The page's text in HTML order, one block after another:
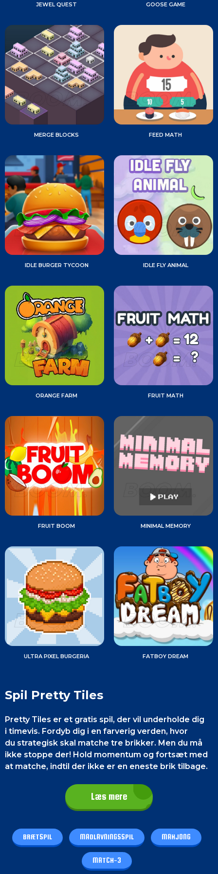
JEWEL QUEST GOOSE GAME
MERGE BLOCKS FEED MATH
IDLE BURGER TYCOON IDLE FLY ANIMAL
ORANGE FARM FRUIT MATH
FRUIT BOOM MINIMAL MEMORY
ULTRA PIXEL BURGERIA FATBOY DREAM
Spil Pretty Tiles
Pretty Tiles er et gratis spil, der vil underholde dig
i timevis. Fordyb dig i en farverig verden, hvor
du strategisk skal matche tre brikker. Men du må
ikke stoppe der! Hold momentum og fortsæt med
at matche, indtil der ikke er en eneste brik tilbage.
Kontrol af spillet
smartphoneskal du blot trykke på brikkerne
skærmen finder du knapperne til at prøve igen,
blande igen og hint nederst på skærmen.
skal du bruge musen og trykke på
Læs mere
BRÆTSPIL MADLAVNINGSSPIL MAHJONG
MATCH-3